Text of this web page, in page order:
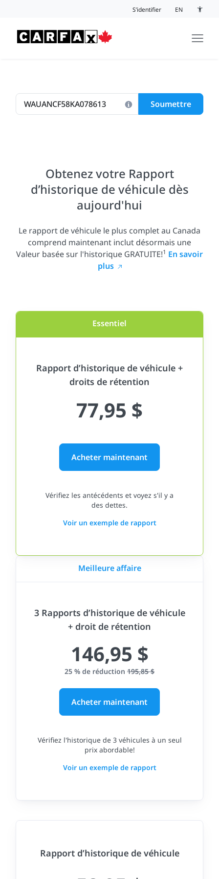
S’identifier
EN
Soumettre
Obtenez votre Rapport
d’historique de véhicule dès
aujourd'hui
Le rapport de véhicule le plus complet au Canada
comprend maintenant inclut désormais une
Valeur basée sur l'historique GRATUITE!1 En savoir
plus
Essentiel
Rapport d’historique de véhicule +
droits de rétention
77,95 $
Acheter maintenant
Vérifiez les antécédents et voyez s'il y a
des dettes.
Voir un exemple de rapport
Meilleure affaire
3 Rapports d’historique de véhicule
+ droit de rétention
146,95 $
25 % de réduction 195,85 $
Acheter maintenant
Vérifiez l'historique de 3 véhicules à un seul
prix abordable!
Voir un exemple de rapport
Rapport d’historique de véhicule